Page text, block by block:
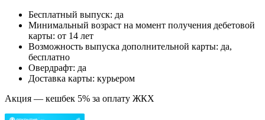
Бесплатный выпуск: да
Минимальный возраст на момент получения дебетовой
карты: от 14 лет
Возможность выпуска дополнительной карты: да,
бесплатно
Овердрафт: да
Доставка карты: курьером
Акция — кешбек 5% за оплату ЖКХ